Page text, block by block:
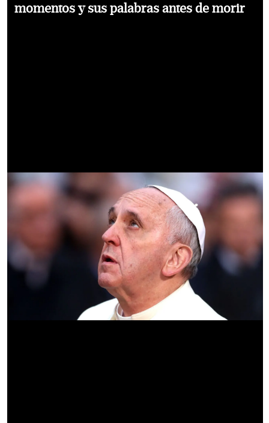
momentos y sus palabras antes de morir